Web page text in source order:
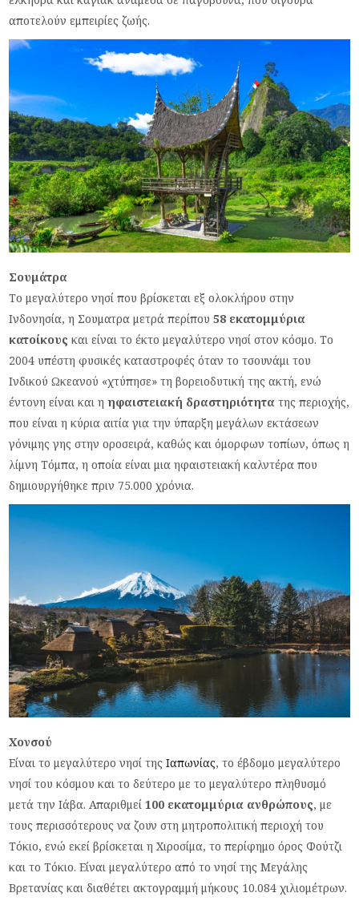
αποτελούν εμπειρίες ζωής.
Σουμάτρα
Το μεγαλύτερο νησί που βρίσκεται εξ ολοκλήρου στην
Ινδονησία, η Σουματρα μετρά περίπου58 εκατομμύρια
κατοίκους και είναι το έκτο μεγαλύτερο νησί στον κόσμο. Το
2004 υπέστη φυσικές καταστροφές όταν το τσουνάμι του
Ινδικού Ωκεανού «χτύπησε» τη βορειοδυτική της ακτή, ενώ
έντονη είναι και η ηφαιστειακή δραστηριότητα της περιοχής,
που είναι η κύρια αιτία για την ύπαρξη μεγάλων εκτάσεων
γόνιμης γης στην οροσειρά, καθώς και όμορφων τοπίων, όπως η
λίμνη Τόμπα, η οποία είναι μια ηφαιστειακή καλντέρα που
δημιουργήθηκε πριν 75.000 χρόνια.
Χονσού
Είναι το μεγαλύτερο νησί τηςΙαπωνίας, το έβδομο μεγαλύτερο
νησί του κόσμου και το δεύτερο με το μεγαλύτερο πληθυσμό
μετά την Ιάβα. Απαριθμεί100 εκατομμύρια ανθρώπους, με
τους περισσότερους να ζουν στη μητροπολιτική περιοχή του
Τόκιο, ενώ εκεί βρίσκεται η Χιροσίμα, το περίφημο όρος Φούτζι
και το Τόκιο. Είναι μεγαλύτερο από το νησί της Μεγάλης
Βρετανίας και διαθέτει ακτογραμμή μήκους 10.084 χιλιομέτρων.